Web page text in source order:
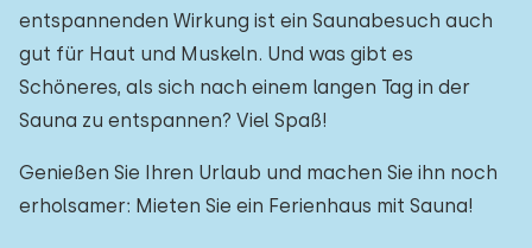
entspannenden Wirkung ist ein Saunabesuch auch
gut für Haut und Muskeln. Und was gibt es
Schöneres, als sich nach einem langen Tag in der
Sauna zu entspannen? Viel Spaß!
Genießen Sie Ihren Urlaub und machen Sie ihn noch
erholsamer: Mieten Sie ein Ferienhaus mit Sauna!